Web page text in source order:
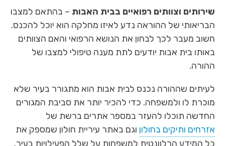
שירותים וצוותים רפואיים בבית האבות – בהתאם למצבו
הבריאותי של ההוראה נדע לאיזו מחלקה הוא יוכל להכנס.
חשוב מעבר לכך לבחון את הנושא הרפואי והאם הצוותים
באותו בית אבות יודעים לתת מענה טיפולי למצבו של
ההורה.
לעיתים שההורה נכנס לבית אבות הוא מתגורר בעיר שלא
מוכרת לו ולמשפחה. כדי להכיר יותר את סביבת המגורים
החדשה תוכלו להעזר במספר אתרים ברשת של
אזרחים ותיקים בחולון וגם באתר עיריית חולון שמספק את
כל המידע הרלוונטית למשפחות על שלל הפעילויות בעיר.